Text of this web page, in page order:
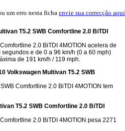
um erro nesta ficha envie sua correcção aqui
T5.2 SWB Comfortline 2.0 BiTDI
2.0 BiTDI 4MOTION acelera de
e de 0 a 96 km/h (0 a 60 mph)
de 191 km/h / 119 mph.
Volkswagen Multivan T5.2 SWB
Comfortline 2.0 BiTDI 4MOTION tem
T5.2 SWB Comfortline 2.0 BiTDI
2.0 BiTDI 4MOTION pesa 2271